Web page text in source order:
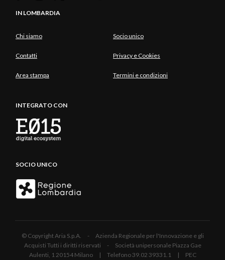
IN LOMBARDIA
Chi siamo Socio unico
Contatti Privacy e Cookies
Area stampa Termini e condizioni
INTEGRATO CON
SOCIO UNICO
© Copyright Aria S.p.A. - Azienda Regionale per l'Innovazione e gli
Acquisti Tutti i diritti riservati - Società unipersonale Piazza Gae
Aulenti, 1 20154 Milano | Telefono 39.02 39331.1 | PEC